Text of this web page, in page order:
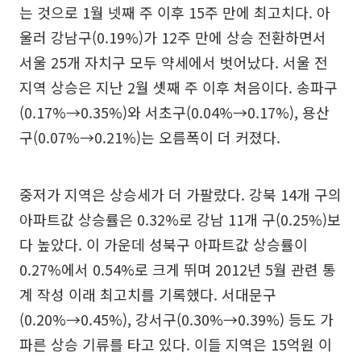
는 것으로 1월 넷째 주 이후 15주 만에 최고치다. 아
울러 강남구(0.19%)가 12주 만에 상승 전환하면서
서울 25개 자치구 모두 약세에서 벗어났다. 서울 전
지역 상승은 지난 2월 셋째 주 이후 처음이다. 송파구
(0.17%→0.35%)와 서초구(0.04%→0.17%), 용산
구(0.07%→0.21%)는 오름폭이 더 커졌다.
중저가 지역은 상승세가 더 가팔랐다. 강북 14개 구의
아파트값 상승률은 0.32%로 강남 11개 구(0.25%)보
다 높았다. 이 가운데 성북구 아파트값 상승률이
0.27%에서 0.54%로 크게 뛰며 2012년 5월 관련 통
계 작성 이래 최고치를 기록했다. 서대문구
(0.20%→0.45%), 강서구(0.30%→0.39%) 등도 가
파른 상승 기류를 타고 있다. 이들 지역은 15억원 이